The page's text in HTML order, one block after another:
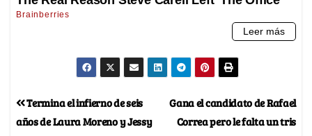
Gana el candidato de Rafael
Correa pero le falta un tris
Termina el infierno de seis
años de Laura Moreno y Jessy